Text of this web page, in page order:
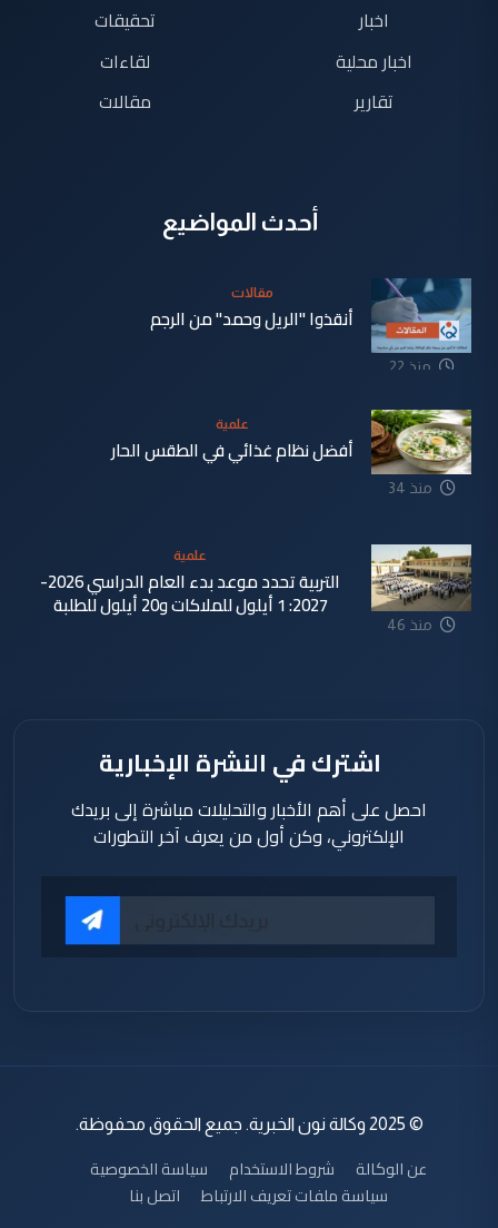
اخبار
اخبار محلية
تقارير
تحقيقات
لقاءات
مقالات
أحدث المواضيع
منذ 22
مقالات
أنقذوا "الريل وحمد" من الرجم
منذ 34
علمية
أفضل نظام غذائي في الطقس الحار
منذ 46
علمية
التربية تحدد موعد بدء العام الدراسي 2026-
2027: 1 أيلول للملاكات و20 أيلول للطلبة
اشترك في النشرة الإخبارية
احصل على أهم الأخبار والتحليلات مباشرة إلى بريدك
الإلكتروني، وكن أول من يعرف آخر التطورات
© 2025 وكالة نون الخبرية. جميع الحقوق محفوظة.
عن الوكالة شروط الاستخدام
سياسة الخصوصية
سياسة ملفات تعريف الارتباط
اتصل بنا